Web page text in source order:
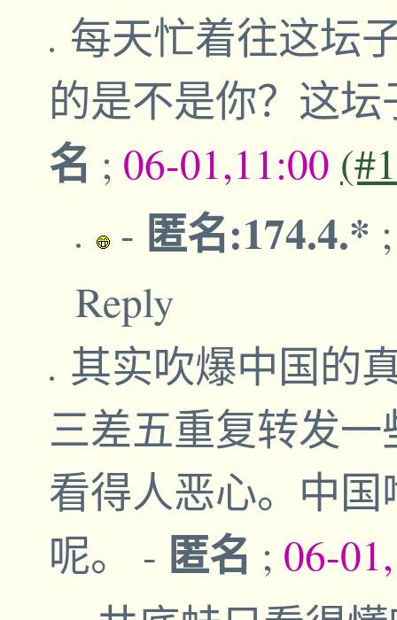
每天忙着往这坛
的是不是你？这
名 ; 06-01,11:00
- 匿名:174.4.*
Reply
其实吹爆中国的
三差五重复转发
看得人恶心。中
呢。 - 匿名 ; 06-